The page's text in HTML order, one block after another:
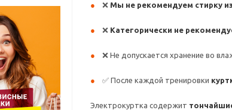
❌ Мы не рекомендуем стирку
❌ Категорически не
❌ Не допускается хранение во
✅ После каждой тренировки
Электрокуртка содержит